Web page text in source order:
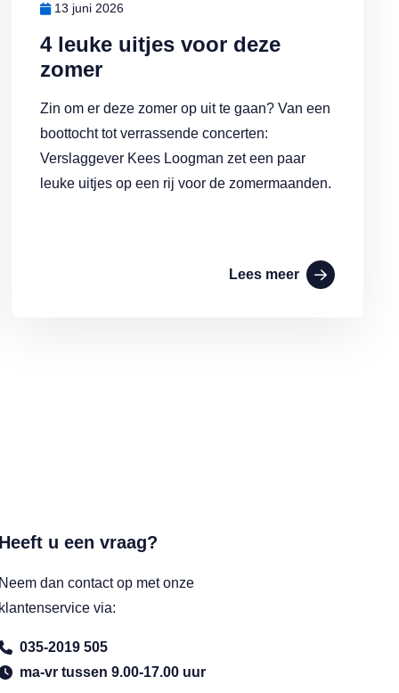
4 leuke uitjes voor deze
zomer
13 juni 2026
Zin om er deze zomer op uit te gaan? Van een
boottocht tot verrassende concerten:
Verslaggever Kees Loogman zet een paar
leuke uitjes op een rij voor de zomermaanden.
Lees meer
u een vraag?
dan contact op met onze
via:
035-2019 505
ma-vr tussen 9.00-17.00 uur